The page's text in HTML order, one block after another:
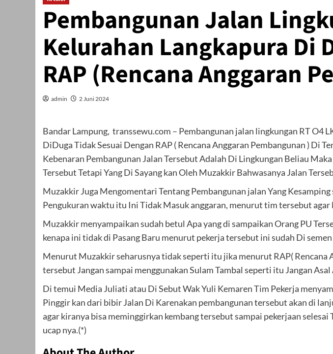
Pembangunan Jalan
Kelurahan Langkapura Di
RAP (Rencana Anggaran
admin 2 Juni 2024
Bandar Lampung, transsewu.com – Pembangunan jalan lingkungan RT O4
DiDuga Tidak Sesuai Dengan RAP ( Rencana Anggaran Pembangunan ) Di
Kebenaran Pembangunan Jalan Tersebut Adalah Di Lingkungan Beliau
Tersebut Tetapi Yang Di Sayang kan Oleh Muzakkir Bahwasanya Jalan
Muzakkir Juga Mengomentari Tentang Pembangunan jalan Yang
Pengukuran waktu itu Ini Tidak Masuk anggaran, menurut tim tersebut
Muzakkir menyampaikan sudah betul Apa yang di sampaikan Orang PU
kenapa ini tidak di Pasang Baru menurut pekerja tersebut ini sudah Di
Menurut Muzakkir seharusnya tidak seperti itu jika menurut RAP( Rencana
tersebut Jangan sampai menggunakan Sulam Tambal seperti itu Jangan Asal
Di temui Media Juliati atau Di Sebut Wak Yuli Kemaren Tim Pekerja
Pinggir kan dari bibir Jalan Di Karenakan pembangunan tersebut akan di
agar kiranya bisa meminggirkan kembang tersebut sampai pekerjaan
ucap nya.(*)